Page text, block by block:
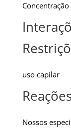
uso capilar
Nossos